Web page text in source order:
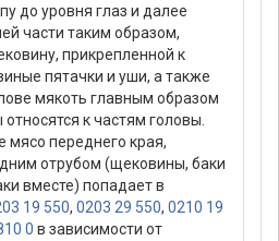
до уровня глаз и далее
части таким образом,
прикрепленной к
пятачки и уши, а также
мякоть главным образом
к частям головы.
мясо переднего края,
отрубом (щековины, баки
вместе) попадает в
19 550, 0203 29 550, 0210 19
0 в зависимости от